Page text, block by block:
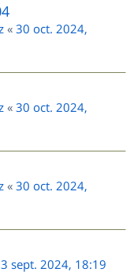
« 30 oct. 2024,
« 30 oct. 2024,
« 30 oct. 2024,
sept. 2024, 18:19